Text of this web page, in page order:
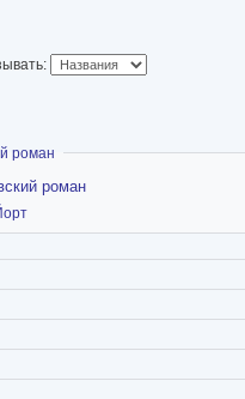
ведет
авторов, как
Является
Совета по
с 2005 года.
роман
роман